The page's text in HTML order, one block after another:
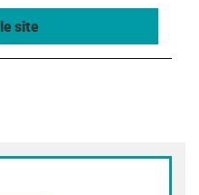
site